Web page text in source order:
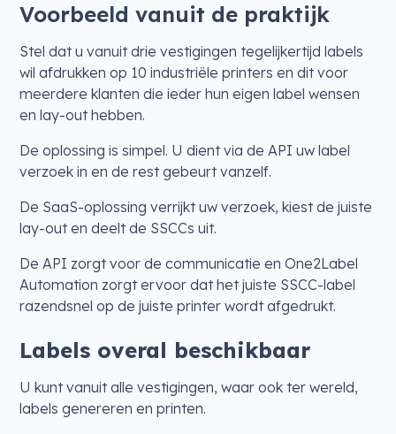
Voorbeeld vanuit de praktijk
Stel dat u vanuit drie vestigingen tegelijkertijd labels
wil afdrukken op 10 industriële printers en dit voor
meerdere klanten die ieder hun eigen label wensen
en lay-out hebben.
De oplossing is simpel. U dient via de API uw label
verzoek in en de rest gebeurt vanzelf.
De SaaS-oplossing verrijkt uw verzoek, kiest de juiste
lay-out en deelt de SSCCs uit.
De API zorgt voor de communicatie en One2Label
Automation zorgt ervoor dat het juiste SSCC-label
razendsnel op de juiste printer wordt afgedrukt.
Labels overal beschikbaar
U kunt vanuit alle vestigingen, waar ook ter wereld,
labels genereren en printen.